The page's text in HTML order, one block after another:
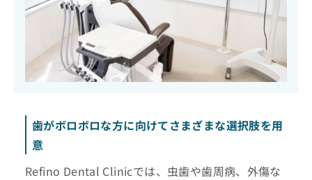
歯がボロボロな方に向けてさまざまな選択肢を用
意
Refino Dental Clinicでは、虫歯や歯周病、外傷な